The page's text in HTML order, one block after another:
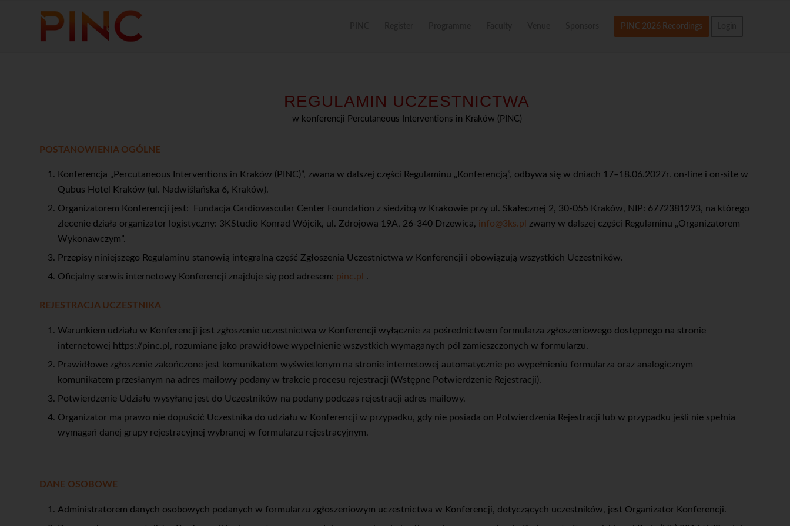
PINC 2026 Recordings
REGULAMIN UCZESTNICTWA
w konferencji Percutaneous Interventions in Kraków (PINC)
POSTANOWIENIA OGÓLNE
Konferencja „Percutaneous Interventions in Kraków (PINC)”, zwana w dalszej części Regulaminu „Konferencją”, odbywa się w dniach 17–18.06.2027r. on-line i on-site w
Qubus Hotel Kraków (ul. Nadwiślańska 6, Kraków).
Organizatorem Konferencji jest: Fundacja Cardiovascular Center Foundation z siedzibą w Krakowie przy ul. Skałecznej 2, 30-055 Kraków, NIP: 6772381293, na którego
zlecenie działa organizator logistyczny: 3KStudio Konrad Wójcik, ul. Zdrojowa 19A, 26-340 Drzewica, info@3ks.pl
zwany w dalszej części Regulaminu „Organizatorem
Wykonawczym”.
Przepisy niniejszego Regulaminu stanowią integralną część Zgłoszenia Uczestnictwa w Konferencji i obowiązują wszystkich Uczestników.
Oficjalny serwis internetowy Konferencji znajduje się pod adresem: pinc.pl .
REJESTRACJA UCZESTNIKA
Warunkiem udziału w Konferencji jest zgłoszenie uczestnictwa w Konferencji wyłącznie za pośrednictwem formularza zgłoszeniowego dostępnego na stronie
internetowej https://pinc.pl, rozumiane jako prawidłowe wypełnienie wszystkich wymaganych pól zamieszczonych w formularzu.
Prawidłowe zgłoszenie zakończone jest komunikatem wyświetlonym na stronie internetowej automatycznie po wypełnieniu formularza oraz analogicznym
komunikatem przesłanym na adres mailowy podany w trakcie procesu rejestracji (Wstępne Potwierdzenie Rejestracji).
Potwierdzenie Udziału wysyłane jest do Uczestników na podany podczas rejestracji adres mailowy.
Organizator ma prawo nie dopuścić Uczestnika do udziału w Konferencji w przypadku, gdy nie posiada on Potwierdzenia Rejestracji lub w przypadku jeśli nie spełnia
wymagań danej grupy rejestracyjnej wybranej w formularzu rejestracyjnym.
DANE OSOBOWE
Administratorem danych osobowych podanych w formularzu zgłoszeniowym uczestnictwa w Konferencji, dotyczących uczestników, jest Organizator Konferencji.